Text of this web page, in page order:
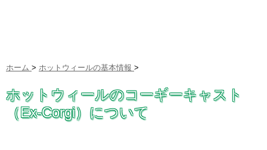
ホーム > ホットウィールの基本情報 >
ホットウィールのコーギーキャスト
（Ex-Corgi）について